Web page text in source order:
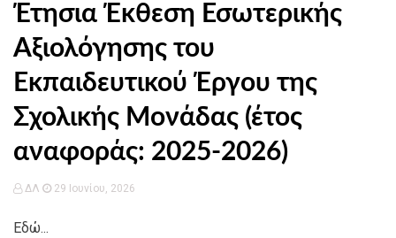
Έτησια Έκθεση Εσωτερικής
Αξιολόγησης του
Εκπαιδευτικού Έργου της
Σχολικής Μονάδας (έτος
αναφοράς: 2025-2026)
ΔΛ 29 Ιουνίου, 2026
Εδώ...